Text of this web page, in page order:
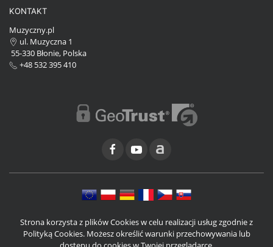
KONTAKT
Muzyczny.pl
ul. Muzyczna 1
55-330 Błonie, Polska
+48 532 395 410
Strona korzysta z plików Cookies w celu realizacji usług zgodnie z
Polityką Cookies. Możesz określić warunki przechowywania lub